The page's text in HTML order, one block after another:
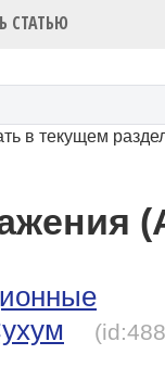
СТАТЬЮ
в текущем